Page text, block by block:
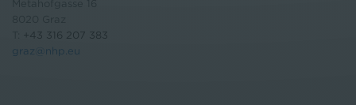
+43 316 207 383
graz@nhp.eu